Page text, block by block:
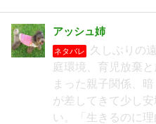
アッシュ姉
ネタバレ
久しぶりの
庭環境、育児放棄
まった親子関係、
が差してきて少し
い。「生きるのに